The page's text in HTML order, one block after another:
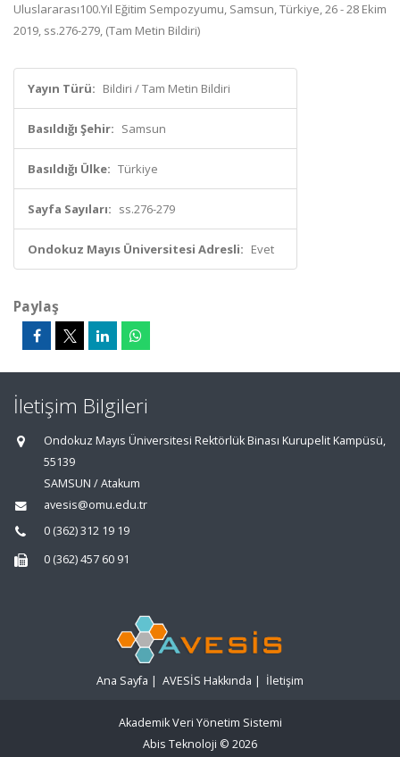
Uluslararası100.Yıl Eğitim Sempozyumu, Samsun, Türkiye, 26 - 28 Ekim
2019, ss.276-279, (Tam Metin Bildiri)
Yayın Türü: Bildiri / Tam Metin Bildiri
Basıldığı Şehir: Samsun
Basıldığı Ülke: Türkiye
Sayfa Sayıları: ss.276-279
Ondokuz Mayıs Üniversitesi Adresli: Evet
Paylaş
İletişim Bilgileri
Ondokuz Mayıs Üniversitesi Rektörlük Binası Kurupelit Kampüsü,
55139
SAMSUN / Atakum
avesis@omu.edu.tr
0 (362) 312 19 19
0 (362) 457 60 91
Ana Sayfa | AVESİS Hakkında | İletişim
Akademik Veri Yönetim Sistemi
Abis Teknoloji © 2026